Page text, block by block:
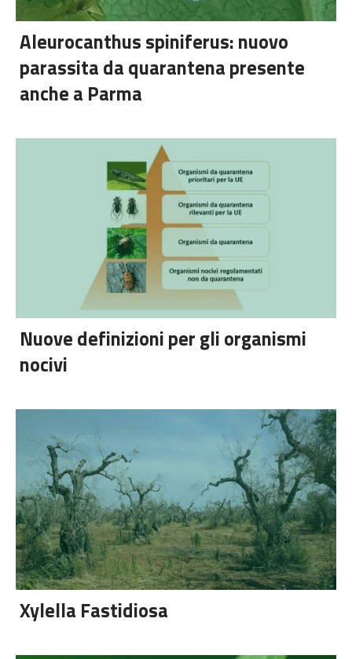
Aleurocanthus spiniferus: nuovo
parassita da quarantena presente
anche a Parma
Nuove definizioni per gli organismi
nocivi
Xylella Fastidiosa